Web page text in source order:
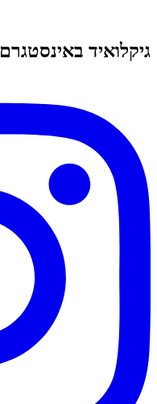
גיקלואיד באינסטגרם